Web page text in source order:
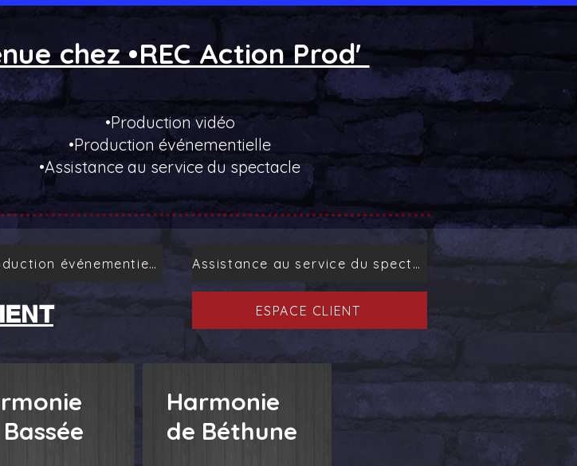
chez •REC Action Prod'
•Production vidéo
•Production événementielle
•Assistance au service du spectacle
Production événementielle Assistance au service du spectacle
ESPACE CLIENT
Harmonie
de Béthune